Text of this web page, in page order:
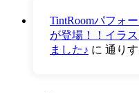
TintRoomパフォ
が登場！！イラ
ました♪ に 通りす